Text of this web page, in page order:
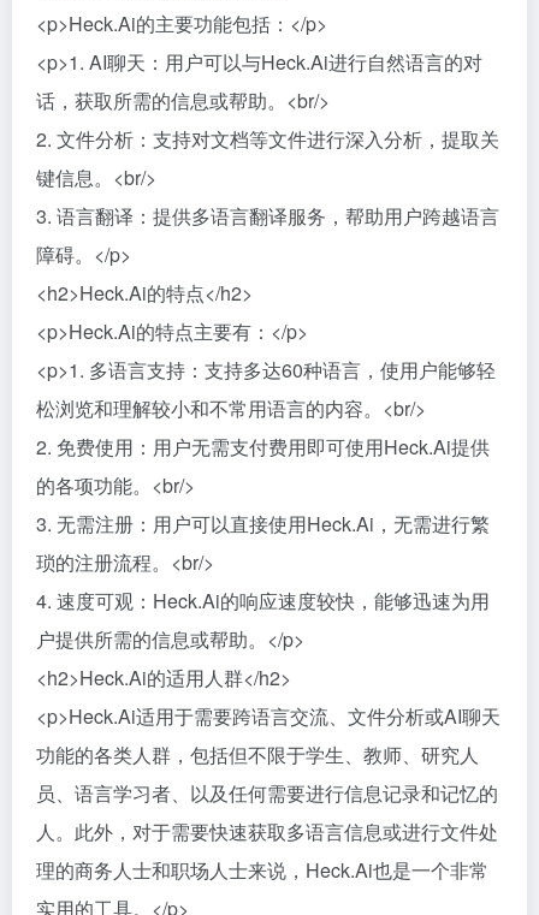
<p>Heck.Ai的主要功能包括：</p>
<p>1. AI聊天：用户可以与Heck.Ai进行自然语言的对
话，获取所需的信息或帮助。<br/>
2. 文件分析：支持对文档等文件进行深入分析，提取关
键信息。<br/>
3. 语言翻译：提供多语言翻译服务，帮助用户跨越语言
障碍。</p>
<h2>Heck.Ai的特点</h2>
<p>Heck.Ai的特点主要有：</p>
<p>1. 多语言支持：支持多达60种语言，使用户能够轻
松浏览和理解较小和不常用语言的内容。<br/>
2. 免费使用：用户无需支付费用即可使用Heck.Ai提供
的各项功能。<br/>
3. 无需注册：用户可以直接使用Heck.Ai，无需进行繁
琐的注册流程。<br/>
4. 速度可观：Heck.Ai的响应速度较快，能够迅速为用
户提供所需的信息或帮助。</p>
<h2>Heck.Ai的适用人群</h2>
<p>Heck.Ai适用于需要跨语言交流、文件分析或AI聊天
功能的各类人群，包括但不限于学生、教师、研究人
员、语言学习者、以及任何需要进行信息记录和记忆的
人。此外，对于需要快速获取多语言信息或进行文件处
理的商务人士和职场人士来说，Heck.Ai也是一个非常
实用的工具。</p>